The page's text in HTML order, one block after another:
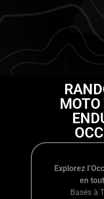
Explorez
en
Basés à